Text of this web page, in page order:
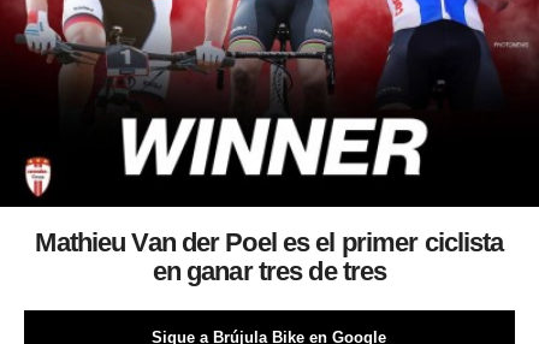
Mathieu Van der Poel es el primer ciclista
en ganar tres de tres
Sigue a Brújula Bike en Google